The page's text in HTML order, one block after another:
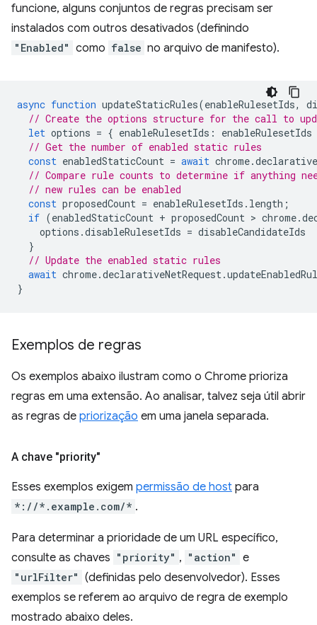
funcione, alguns conjuntos de regras precisam ser
instalados com outros desativados (definindo
"Enabled" como false no arquivo de manifesto).
async function updateStaticRules(enableRulesetIds,
// Create the options structure for the call to
let options = { enableRulesetIds :
enableRulesetIds
// Get the number of enabled static rules
const enabledStaticCount = await chrome.
// Compare rule counts to determine if anything
// new rules can be enabled
const proposedCount = enableRulesetIds . length ;
if (enabledStaticCount + proposedCount > chrome.
options .disableRulesetIds = disableCandidateIds
}
// Update the enabled static rules
await chrome.declarativeNetRequest.
}
Exemplos de regras
Os exemplos abaixo ilustram como o Chrome prioriza
regras em uma extensão. Ao analisar, talvez seja útil abrir
as regras de priorização em uma janela separada.
A chave "priority"
Esses exemplos exigem permissão de host para
*://*.example.com/* .
Para determinar a prioridade de um URL específico,
consulte as chaves "priority" , "action" e
"urlFilter" (definidas pelo desenvolvedor). Esses
exemplos se referem ao arquivo de regra de exemplo
mostrado abaixo deles.